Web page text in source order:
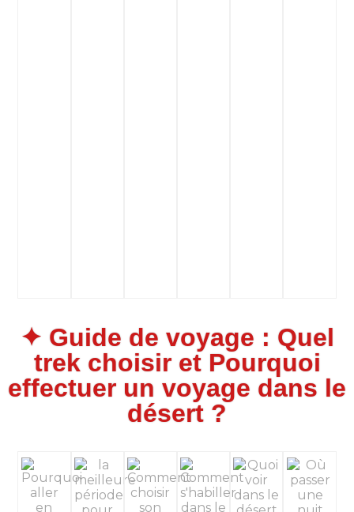
✦ Guide de voyage : Quel
trek choisir et Pourquoi
effectuer un voyage dans le
désert ?